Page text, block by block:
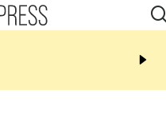
20:23
interpellé, coprs